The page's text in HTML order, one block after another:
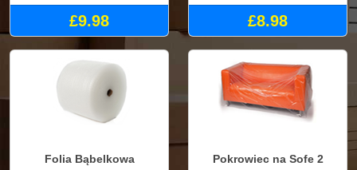
£9.98 £8.98
Folia Bąbelkowa
Pokrowiec na Sofe 2